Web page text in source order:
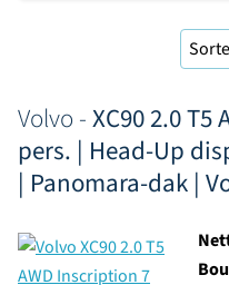
Volvo -XC90 2.0 T5
pers. | Head-Up
| Panomara-dak |